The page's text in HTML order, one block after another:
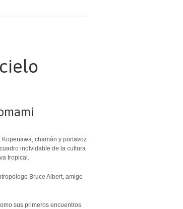
chamán y portavoz
inolvidable de la cultura
tropical.
Bruce Albert, amigo
sus primeros encuentros